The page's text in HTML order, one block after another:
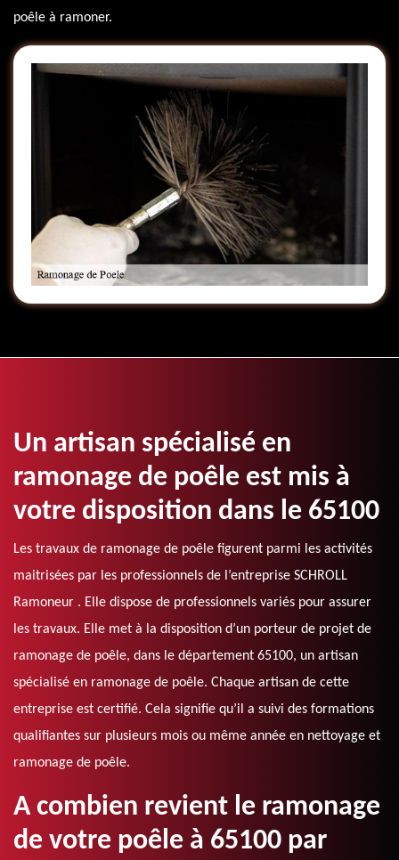
poêle à ramoner.
Un artisan spécialisé en
ramonage de poêle est mis à
votre disposition dans le 65100
Les travaux de ramonage de poêle figurent parmi les activités
maitrisées par les professionnels de l’entreprise SCHROLL
Ramoneur . Elle dispose de professionnels variés pour assurer
les travaux. Elle met à la disposition d’un porteur de projet de
ramonage de poêle, dans le département 65100, un artisan
spécialisé en ramonage de poêle. Chaque artisan de cette
entreprise est certifié. Cela signifie qu’il a suivi des formations
qualifiantes sur plusieurs mois ou même année en nettoyage et
ramonage de poêle.
A combien revient le ramonage
de votre poêle à 65100 par